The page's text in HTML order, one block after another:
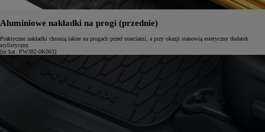
Aluminiowe nakładki na progi (przednie)
Praktyczne nakładki chronią lakier na progach przed otarciami, a przy okazji stanowią estetyczny dodatek
stylistyczny.
[nr kat. PW382-0K003]